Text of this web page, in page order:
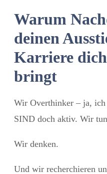
Warum
deinen
Karriere
bringt
Wir Overthinker – ja,
SIND doch aktiv. Wir
Wir denken.
Und wir recherchieren